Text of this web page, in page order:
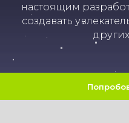
настоящим
создавать